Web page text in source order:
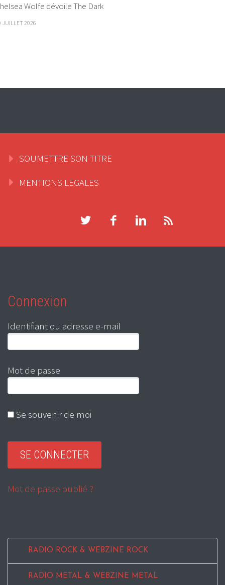
Wolfe dévoile The Dark
JUILLET 2026
SOUMETTRE SON TITRE
MENTIONS LEGALES
Connexion
Identifiant ou adresse e-mail
Mot de passe
Se souvenir de moi
Mot de passe oublié ?
RADIO ROCK & WEBZINE ROCK
RADIO METAL & WEBZINE METAL